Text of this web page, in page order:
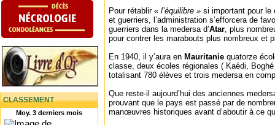
CLASSEMENT
Moy. 3 derniers mois
Pour rétablir « l’équilibre » si important pour le
et guerriers, l’administration s’efforcera de
guerriers dans la medersa d’Atar, plus
pour contrer les marabouts plus nombreux et
En 1940, il y’aura en Mauritanie quatorze
classe, deux écoles régionales ( Kaédi,
totalisant 780 élèves et trois medersa en
Que reste-il aujourd’hui des anciennes
prouvant que le pays est passé par de
manœuvres historiques avant d’aboutir à ce